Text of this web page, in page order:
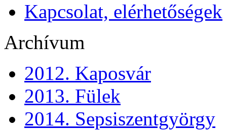
Kapcsolat, elérhetőségek
Archívum
2012. Kaposvár
2013. Fülek
2014. Sepsiszentgyörgy